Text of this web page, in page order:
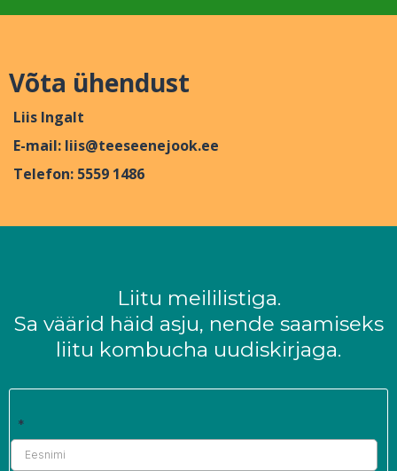
Võta ühendust
Liis Ingalt
E-mail: liis@teeseenejook.ee
Telefon: 5559 1486
Liitu meililistiga.
Sa väärid häid asju, nende saamiseks
liitu kombucha uudiskirjaga.
*